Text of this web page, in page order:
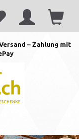
– Zahlung mit
ay